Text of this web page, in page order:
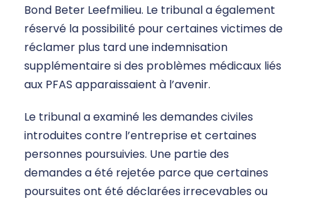
Bond Beter Leefmilieu. Le tribunal a également
réservé la possibilité pour certaines victimes de
réclamer plus tard une indemnisation
supplémentaire si des problèmes médicaux liés
aux PFAS apparaissaient à l’avenir.
Le tribunal a examiné les demandes civiles
introduites contre l’entreprise et certaines
personnes poursuivies. Une partie des
demandes a été rejetée parce que certaines
poursuites ont été déclarées irrecevables ou